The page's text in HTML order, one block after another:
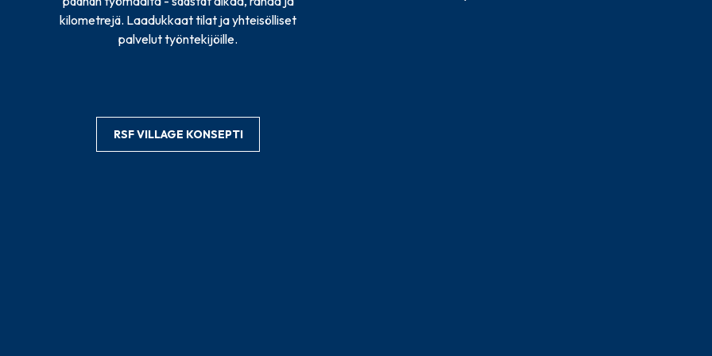
kilometrejä. Laadukkaat tilat ja yhteisölliset
palvelut työntekijöille.
RSF VILLAGE KONSEPTI